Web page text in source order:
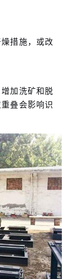
措施，或改
加洗矿和脱
叠会影响识